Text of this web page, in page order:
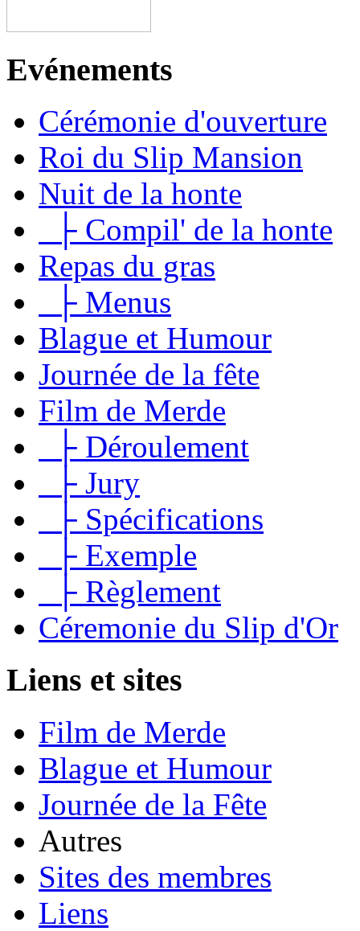
Evénements
Cérémonie d'ouverture
Roi du Slip Mansion
Nuit de la honte
├ Compil' de la honte
Repas du gras
├ Menus
Blague et Humour
Journée de la fête
Film de Merde
├ Déroulement
├ Jury
├ Spécifications
├ Exemple
├ Règlement
Céremonie du Slip d'Or
Liens et sites
Film de Merde
Blague et Humour
Journée de la Fête
Autres
Sites des membres
Liens